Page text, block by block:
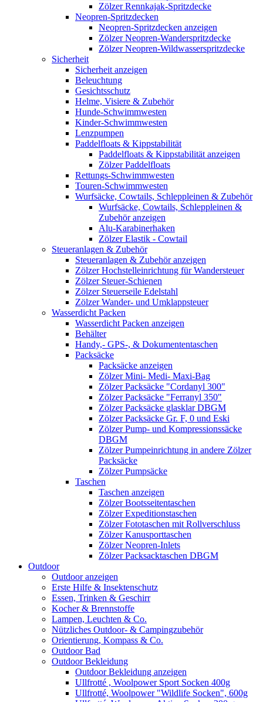
Zölzer Rennkajak-Spritzdecke
Neopren-Spritzdecken
Neopren-Spritzdecken anzeigen
Zölzer Neopren-Wanderspritzdecke
Zölzer Neopren-Wildwasserspritzdecke
Sicherheit
Sicherheit anzeigen
Beleuchtung
Gesichtsschutz
Helme, Visiere & Zubehör
Hunde-Schwimmwesten
Kinder-Schwimmwesten
Lenzpumpen
Paddelfloats & Kippstabilität
Paddelfloats & Kippstabilität anzeigen
Zölzer Paddelfloats
Rettungs-Schwimmwesten
Touren-Schwimmwesten
Wurfsäcke, Cowtails, Schleppleinen & Zubehör
Wurfsäcke, Cowtails, Schleppleinen &
Zubehör anzeigen
Alu-Karabinerhaken
Zölzer Elastik - Cowtail
Steueranlagen & Zubehör
Steueranlagen & Zubehör anzeigen
Zölzer Hochstelleinrichtung für Wandersteuer
Zölzer Steuer-Schienen
Zölzer Steuerseile Edelstahl
Zölzer Wander- und Umklappsteuer
Wasserdicht Packen
Wasserdicht Packen anzeigen
Behälter
Handy,- GPS-, & Dokumententaschen
Packsäcke
Packsäcke anzeigen
Zölzer Mini- Medi- Maxi-Bag
Zölzer Packsäcke "Cordanyl 300"
Zölzer Packsäcke "Ferranyl 350"
Zölzer Packsäcke glasklar DBGM
Zölzer Packsäcke Gr. F, 0 und Eski
Zölzer Pump- und Kompressionssäcke
DBGM
Zölzer Pumpeinrichtung in andere Zölzer
Packsäcke
Zölzer Pumpsäcke
Taschen
Taschen anzeigen
Zölzer Bootsseitentaschen
Zölzer Expeditionstaschen
Zölzer Fototaschen mit Rollverschluss
Zölzer Kanusporttaschen
Zölzer Neopren-Inlets
Zölzer Packsacktaschen DBGM
Outdoor
Outdoor anzeigen
Erste Hilfe & Insektenschutz
Essen, Trinken & Geschirr
Kocher & Brennstoffe
Lampen, Leuchten & Co.
Nützliches Outdoor- & Campingzubehör
Orientierung, Kompass & Co.
Outdoor Bad
Outdoor Bekleidung
Outdoor Bekleidung anzeigen
Ullfrotté , Woolpower Sport Socken 400g
Ullfrotté, Woolpower "Wildlife Socken", 600g